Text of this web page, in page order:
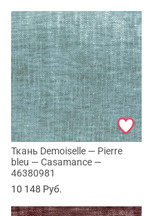
Ткань Demoiselle — Pierre
bleu — Casamance —
46380981
10 148 Руб.